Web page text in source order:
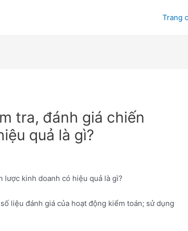
Trang
tra, đánh giá chiến
quả là gì?
lược kinh doanh có hiệu quả là gì?
liệu đánh giá của hoạt động kiểm toán; sử dụng